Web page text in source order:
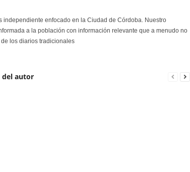
independiente enfocado en la Ciudad de Córdoba. Nuestro
a la población con información relevante que a menudo no
los diarios tradicionales
del autor